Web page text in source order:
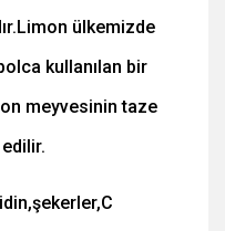
ülkemizde
kullanılan bir
meyvesinin taze
edilir.